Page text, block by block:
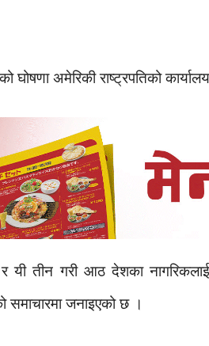
घोषणा अमेरिकी राष्ट्रपतिको
यी तीन गरी आठ देशका नागरिकलाई
समाचारमा जनाइएको छ ।